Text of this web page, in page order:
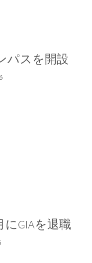
パスを開設
にGIAを退職